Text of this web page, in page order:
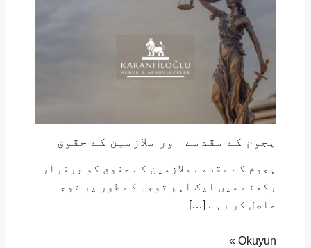
ہجوم کے مقدمے اور ملازمین کے حقوق
ہجوم کے مقدمے ملازمین کے حقوق کو برقرار
رکھنے میں ایک اہم توجہ کے طور پر توجہ
حاصل کر رہے […]
Okuyun »